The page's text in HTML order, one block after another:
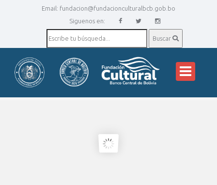
Email: fundacion@fundacionculturalbcb.gob.bo
Siguenos en:
Buscar